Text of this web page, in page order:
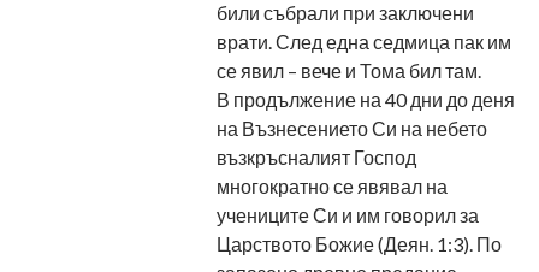
били събрали при заключени
врати. След една седмица пак им
се явил – вече и Тома бил там.
В продължение на 40 дни до деня
на Възнесението Си на небето
възкръсналият Господ
многократно се явявал на
учениците Си и им говорил за
Царството Божие (Деян. 1:3). По